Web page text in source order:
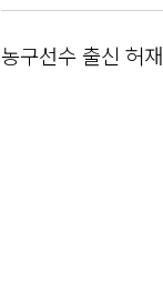
농구선수 출신 허